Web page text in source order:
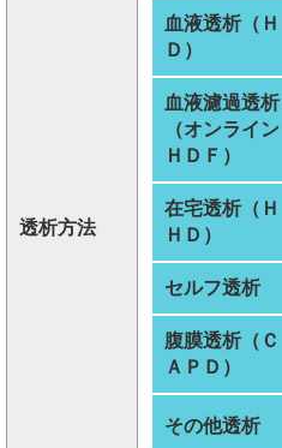
透析方法
血液透析（Ｈ
Ｄ）
血液濾過透析
（オンライン
ＨＤＦ）
在宅透析（Ｈ
ＨＤ）
セルフ透析
腹膜透析（Ｃ
ＡＰＤ）
その他透析